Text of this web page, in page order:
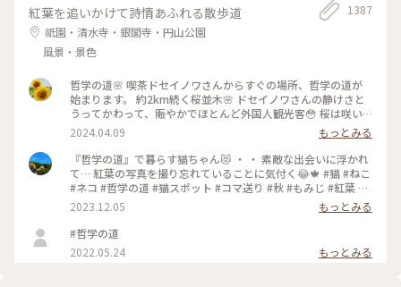
紅葉を追いかけて詩情あふれる散歩道
祇園・清水寺・銀閣寺・円山公園
風景・景色
1387
哲学の道🌸 喫茶ドセイノワさんからすぐの場所、哲学の道が
始まります。 約2km続く桜並木🌸 ドセイノワさんの静けさと
うってかわって、賑やかでほとんど外国人観光客😳 桜は咲い
ているのに異国を旅行しているような気分になります☺️ 途中
で霊鑑寺に寄りながら、気持ちのいいお散歩になりました🌸 #
哲学の道 #桜 #お花見 #京都 #春色さがし #電車旅
2024.04.09
もっとみる
『哲学の道』で暮らす猫ちゃん😻 ・ ・ 素敵な出会いに浮かれ
て… 紅葉の写真を撮り忘れていることに気付く😂🍁 #猫 #ねこ
#ネコ #哲学の道 #猫スポット #コマ送り #秋 #もみじ #紅葉 #
京都紅葉 #京都散策 #京都 #左京区 #岡崎エリア #kyoto #こと
りっぷ京都 #私のことりっぷ旅 #カフー
2023.12.05
もっとみる
#哲学の道
2022.05.24
もっとみる